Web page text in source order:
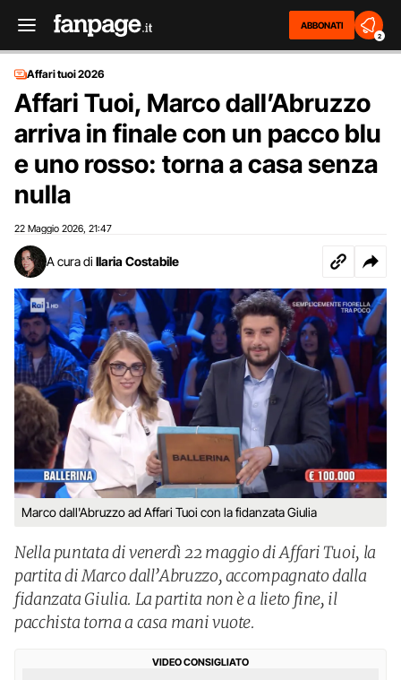
ABBONATI
2
Affari tuoi 2026
Affari Tuoi, Marco dall’Abruzzo
arriva in finale con un pacco blu
e uno rosso: torna a casa senza
nulla
22 Maggio 2026 21:47
A cura di Ilaria Costabile
Marco dall'Abruzzo ad Affari Tuoi con la fidanzata Giulia
Nella puntata di venerdì 22 maggio di Affari Tuoi, la
partita di Marco dall’Abruzzo, accompagnato dalla
fidanzata Giulia. La partita non è a lieto fine, il
pacchista torna a casa mani vuote.
VIDEO CONSIGLIATO